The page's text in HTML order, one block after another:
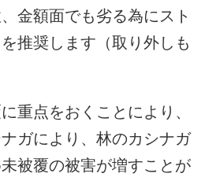
金額面でも劣る為にスト
推奨します（取り外しも
点をおくことにより、
ガにより、林のカシナガ
被覆の被害が増すことが